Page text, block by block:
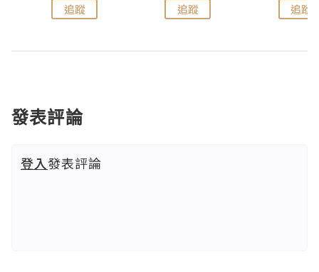
追蹤 追蹤 追蹤
發表評論
登入發表評論